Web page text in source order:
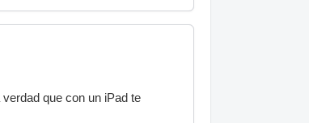
que con un iPad te